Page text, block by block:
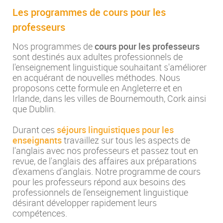
Les programmes de cours pour les
professeurs
Nos programmes decours pour les professeurs
sont destinés aux adultes professionnels de
l'enseignement linguistique souhaitant s'améliorer
en acquérant de nouvelles méthodes. Nous
proposons cette formule en Angleterre et en
Irlande, dans les villes de Bournemouth, Cork ainsi
que Dublin.
Durant ces séjours linguistiques pour les
enseignantstravaillez sur tous les aspects de
l'anglais avec nos professeurs et passez tout en
revue, de l'anglais des affaires aux préparations
d'examens d'anglais. Notre programme de cours
pour les professeurs répond aux besoins des
professionnels de l'enseignement linguistique
désirant développer rapidement leurs
compétences.